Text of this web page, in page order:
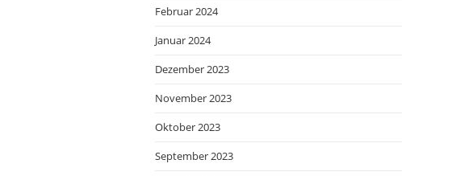
Februar 2024
Januar 2024
Dezember 2023
November 2023
Oktober 2023
September 2023